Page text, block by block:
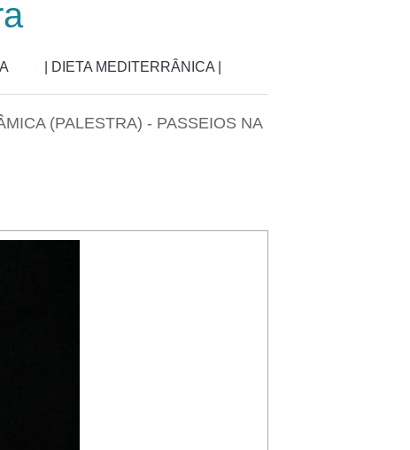
| DIETA MEDITERRÂNICA |
(PALESTRA) - PASSEIOS NA